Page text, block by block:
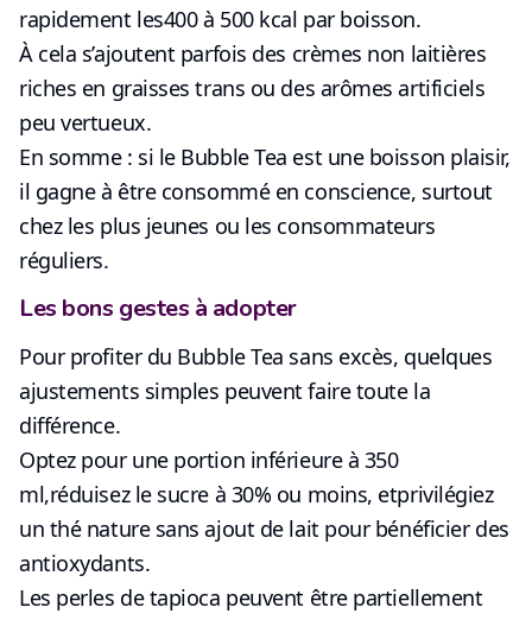
rapidement les400 à 500 kcal par boisson.
À cela s’ajoutent parfois des crèmes non laitières
riches en graisses trans ou des arômes artificiels
peu vertueux.
En somme : si le Bubble Tea est une boisson plaisir,
il gagne à être consommé en conscience, surtout
chez les plus jeunes ou les consommateurs
réguliers.
Les bons gestes à adopter
Pour profiter du Bubble Tea sans excès, quelques
ajustements simples peuvent faire toute la
différence.
Optez pour une portion inférieure à 350
ml,réduisez le sucre à 30% ou moins, etprivilégiez
un thé nature sans ajout de lait pour bénéficier des
antioxydants.
Les perles de tapioca peuvent être partiellement